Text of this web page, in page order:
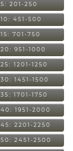
5: 201-250
10: 451-500
15: 701-750
20: 951-1000
25: 1201-1250
30: 1451-1500
35: 1701-1750
40: 1951-2000
45: 2201-2250
50: 2451-2500